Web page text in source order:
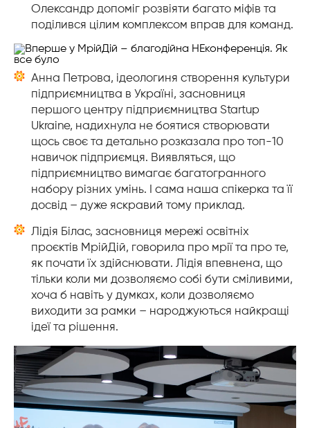
Олександр допоміг розвіяти багато міфів та
поділився цілим комплексом вправ для команд.
Анна Петрова, ідеологиня створення культури
підприємництва в Україні, засновниця
першого центру підприємництва Startup
Ukraine, надихнула не боятися створювати
щось своє та детально розказала про топ-10
навичок підприємця. Виявляться, що
підприємництво вимагає багатогранного
набору різних умінь. І сама наша спікерка та її
досвід – дуже яскравий тому приклад.
Лідія Білас, засновниця мережі освітніх
проєктів МрійДій, говорила про мрії та про те,
як почати їх здійснювати. Лідія впевнена, що
тільки коли ми дозволяємо собі бути сміливими,
хоча б навіть у думках, коли дозволяємо
виходити за рамки – народжуються найкращі
ідеї та рішення.